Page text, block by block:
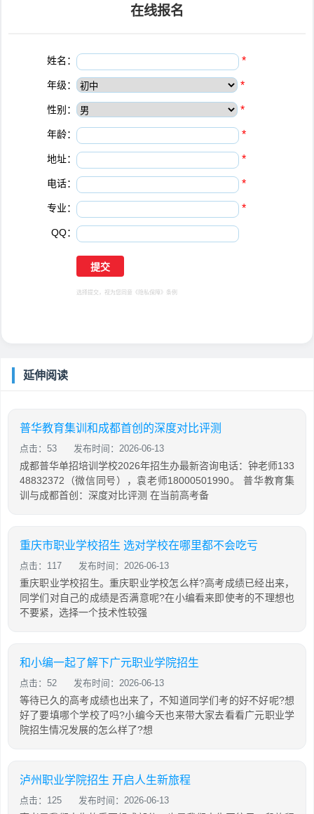
在线报名
姓名： *
年级： *
性别： *
年龄： *
地址： *
电话： *
专业： *
QQ：
选择提交，视为您同意 《隐私保障》 条例
延伸阅读
普华教育集训和成都首创的深度对比评测
点击：53 发布时间：2026-06-13
成都普华单招培训学校2026年招生办最新咨询电话：钟老师133
48832372（微信同号），袁老师18000501990。 普华教育集
训与成都首创：深度对比评测 在当前高考备
重庆市职业学校招生 选对学校在哪里都不会吃亏
点击：117 发布时间：2026-06-13
重庆职业学校招生。重庆职业学校怎么样?高考成绩已经出来，
同学们对自己的成绩是否满意呢?在小编看来即使考的不理想也
不要紧，选择一个技术性较强
和小编一起了解下广元职业学院招生
点击：52 发布时间：2026-06-13
等待已久的高考成绩也出来了，不知道同学们考的好不好呢?想
好了要填哪个学校了吗?小编今天也来带大家去看看广元职业学
院招生情况发展的怎么样了?想
泸州职业学院招生 开启人生新旅程
点击：125 发布时间：2026-06-13